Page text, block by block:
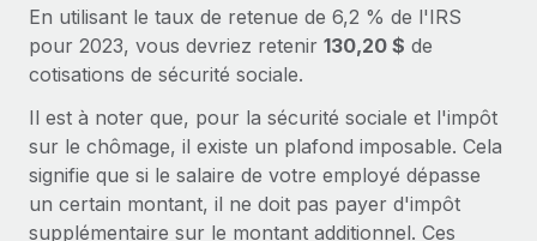
conformité
Mobilité et déménagement international
Organisez facilement le déménagement de vos
employés
Avantages sociaux
Gérez facilement les avantages sociaux
Impact Les clients BambooHR peuvent désormais
embaucher et gérer les employés internationaux...
En savoir plus
BLOG
Intégrations Gusto et Xero et Gestion des
freelances Plus
Remote a toujours pour mission d'aider les entreprises de
toute taille à embaucher, gérer et payer...
En utilisant le taux de retenue de 6,2 % de l'IRS
pour 2023, vous devriez retenir 130,20 $ de
cotisations de sécurité sociale.
Il est à noter que, pour la sécurité sociale et l'impôt
sur le chômage, il existe un plafond imposable. Cela
signifie que si le salaire de votre employé dépasse
un certain montant, il ne doit pas payer d'impôt
supplémentaire sur le montant additionnel. Ces